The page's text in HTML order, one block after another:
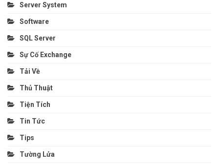
Server System
Software
SQL Server
Sự Cố Exchange
Tải Về
Thủ Thuật
Tiện Tích
Tin Tức
Tips
Tường Lửa